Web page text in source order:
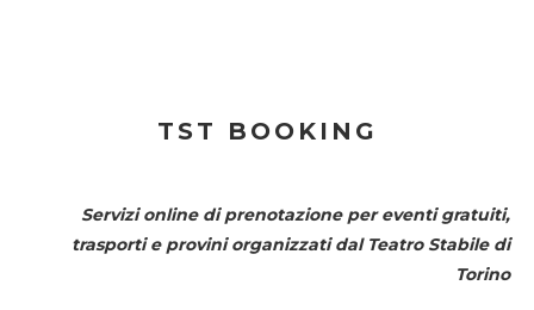
TST BOOKING
Servizi online di prenotazione per eventi gratuiti,
trasporti e provini organizzati dal Teatro Stabile di
Torino